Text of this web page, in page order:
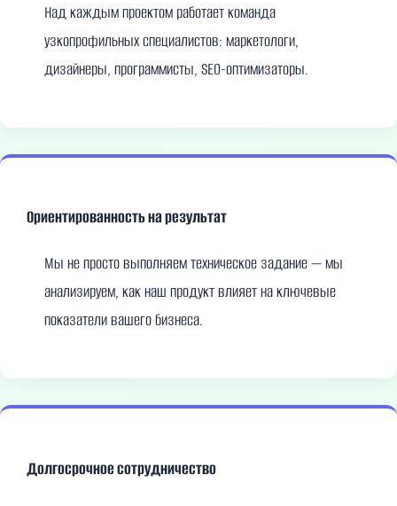
Над каждым проектом работает команда
узкопрофильных специалистов: маркетологи,
дизайнеры, программисты, SEO-оптимизаторы.
Ориентированность на результат
Мы не просто выполняем техническое задание — мы
анализируем, как наш продукт влияет на ключевые
показатели вашего бизнеса.
Долгосрочное сотрудничество